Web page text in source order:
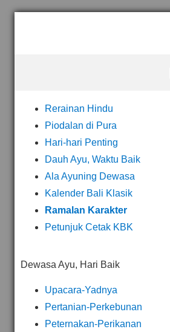
Rerainan Hindu
Piodalan di Pura
Hari-hari Penting
Dauh Ayu, Waktu Baik
Ala Ayuning Dewasa
Kalender Bali Klasik
Ramalan Karakter
Petunjuk Cetak KBK
Dewasa Ayu, Hari Baik
Upacara-Yadnya
Pertanian-Perkebunan
Peternakan-Perikanan